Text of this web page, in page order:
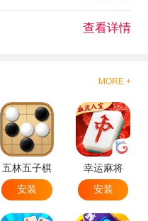
查看详情
MORE +
五林五子棋
安装
幸运麻将
安装